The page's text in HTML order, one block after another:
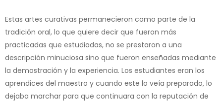
Estas artes curativas permanecieron como parte de la
tradición oral, lo que quiere decir que fueron más
practicadas que estudiadas, no se prestaron a una
descripción minuciosa sino que fueron enseñadas mediante
la demostración y la experiencia. Los estudiantes eran los
aprendices del maestro y cuando este lo veía preparado, lo
dejaba marchar para que continuara con la reputación de